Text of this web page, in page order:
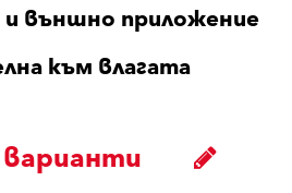
външно приложение
към влагата